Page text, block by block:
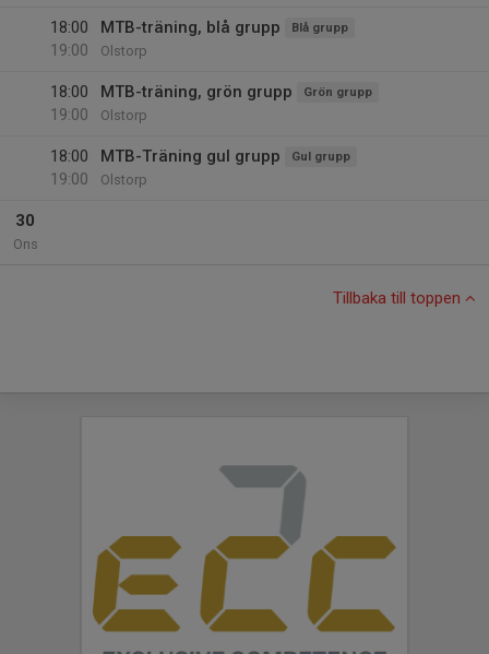
18:00
19:00
MTB-träning, blå grupp Blå grupp
Olstorp
18:00
19:00
MTB-träning, grön grupp Grön grupp
Olstorp
18:00
19:00
MTB-Träning gul grupp Gul grupp
Olstorp
30
Ons
Tillbaka till toppen